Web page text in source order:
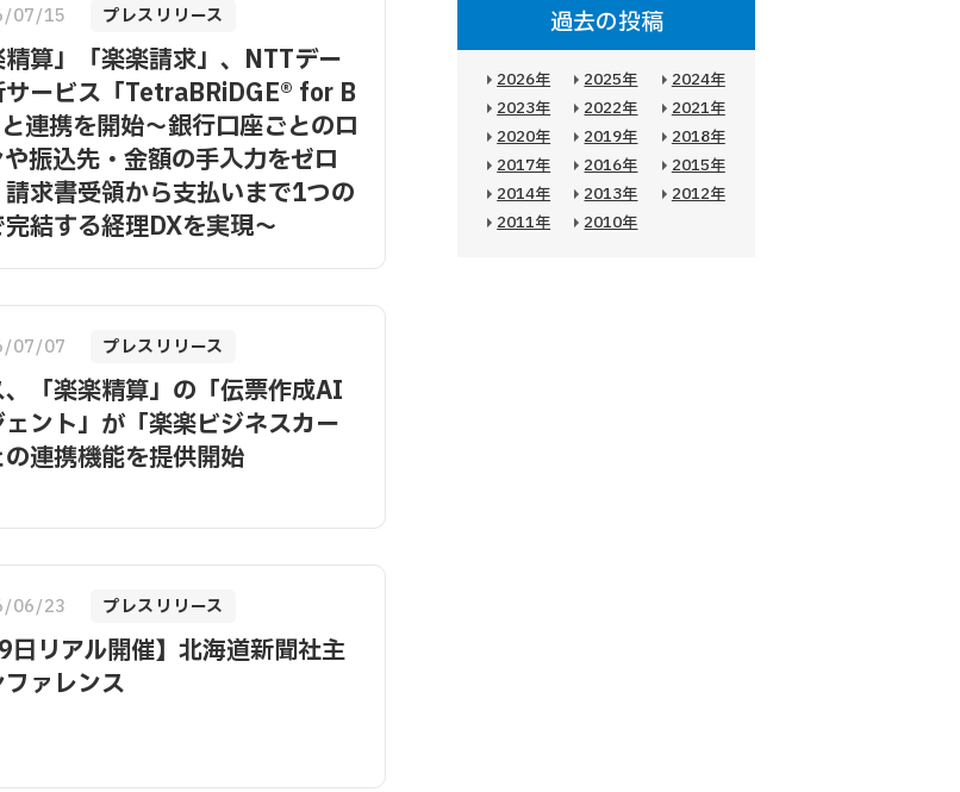
07/15 プレスリリース
精算」「楽楽請求」、NTTデー
サービス「TetraBRiDGE® for B
連携を開始～銀行口座ごとのロ
振込先・金額の手入力をゼロ
請求書受領から支払いまで1つの
結する経理DXを実現～
07/07 プレスリリース
、「楽楽精算」の「伝票作成AI
ント」が「楽楽ビジネスカー
の連携機能を提供開始
06/23 プレスリリース
9日リアル開催】北海道新聞社主
ァレンス
過去の投稿
2026年 2025年
2024年
2023年
2022年
2021年
2020年
2019年
2018年
2017年
2016年
2015年
2014年
2013年
2012年
2011年
2010年